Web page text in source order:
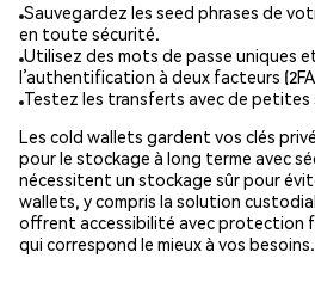
Sauvegardez les seed phrases de
en toute sécurité.
Utilisez des mots de passe uniques
l’authentification à deux facteurs
Testez les transferts avec de petites
Les cold wallets gardent vos clés
pour le stockage à long terme avec
nécessitent un stockage sûr pour
wallets, y compris la solution
offrent accessibilité avec protection
qui correspond le mieux à vos besoins.